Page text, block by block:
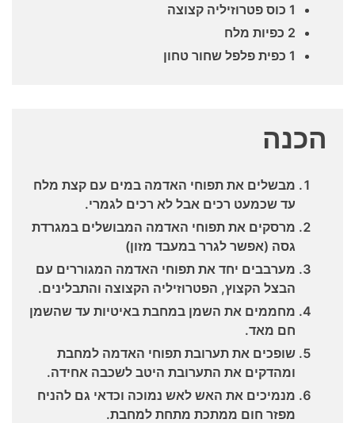
1 כוס פטרוזיליה קצוצה
2 כפיות מלח
1 כפית פלפל שחור טחון
הכנה
מבשלים את תפוחי האדמה במים עם קצת מלח
עד שכמעט רכים אבל לא רכים לגמרי.
מרסקים את תפוחי האדמה המבושלים במגרדת
גסה (אפשר לגרר במעבד מזון)
מערבבים יחד את תפוחי האדמה המגוררים עם
הבצל הקצוץ, הפטרוזיליה הקצוצה והתבלינים.
מחממים את השמן במחבת באיטיות עד שהשמן
חם מאד.
שופכים את תערובת תפוחי האדמה למחבת
ומהדקים את התערובת היטב לשכבה אחידה.
מנמיכים את האש לאש נמוכה וכדאי גם להניח
מפזר חום ממתכת מתחת למחבת.